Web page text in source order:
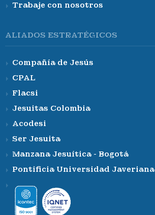
Trabaje con nosotros
ALIADOS ESTRATÉGICOS
Compañía de Jesús
CPAL
Flacsi
Jesuitas Colombia
Acodesi
Ser Jesuita
Manzana Jesuítica - Bogotá
Pontificia Universidad Javeriana